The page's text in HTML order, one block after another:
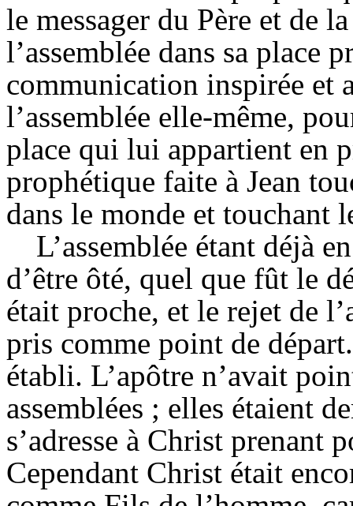
le messager du Père et de
l’assemblée dans sa
communication inspirée et
l’assemblée elle-même,
place qui lui appartient en
prophétique faite à Jean
dans le monde et touchant
L’assemblée étant déjà
d’être ôté, quel que fût le
était proche, et le rejet de
pris comme point de
établi. L’apôtre n’avait
assemblées ; elles étaient
s’adresse à Christ prenant
Cependant Christ était